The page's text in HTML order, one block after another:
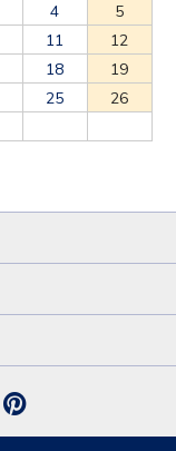
4
5
11
12
18
19
25
26